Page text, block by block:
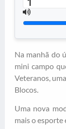
Na manhã do
mini campo
Veteranos,
Blocos.
Uma nova
mais o esporte